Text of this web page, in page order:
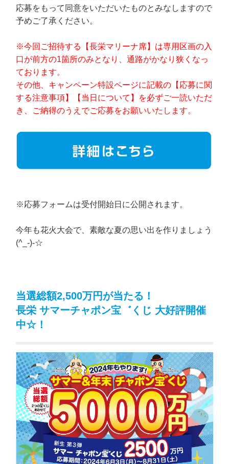
応募をもって同意をいただいたものとみなしますので
予めご了承ください。
※今回ご招待する【長栄マリーナ席】は専用区画の入
口が前方の1箇所のみとなり、通路がかなり狭くなっ
ております。
その他、キャンペーン特設ページに記載の【応募に関
する注意事項】【当日について】を必ずご一読いただ
き、ご納得のうえでご応募をお願いいたします。
※応募フォームは受付開始日に公開されます。
今年も花火大会で、素敵な夏の思い出を作りましょう
(^_-)-☆
当選総額2,500万円が当たる！
長栄 サマーチャポン宝゛くじ 大好評開催
中☆！